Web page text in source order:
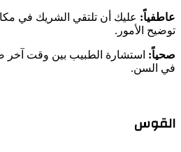
عاطفياً: عليك أن تلتقي الشريك في
توضيح الأمور.
صحياً: استشارة الطبيب بين وقت آخر
في السن.
القوس